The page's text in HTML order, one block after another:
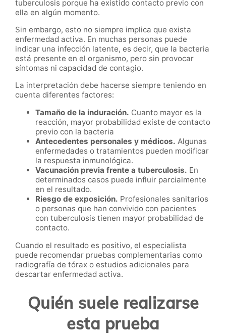
tuberculosis porque ha existido contacto previo con
ella en algún momento.
Sin embargo, esto no siempre implica que exista
enfermedad activa. En muchas personas puede
indicar una infección latente, es decir, que la bacteria
está presente en el organismo, pero sin provocar
síntomas ni capacidad de contagio.
La interpretación debe hacerse siempre teniendo en
cuenta diferentes factores:
Tamaño de la induración. Cuanto mayor es la
reacción, mayor probabilidad existe de contacto
previo con la bacteria
Antecedentes personales y médicos. Algunas
enfermedades o tratamientos pueden modificar
la respuesta inmunológica.
Vacunación previa frente a tuberculosis. En
determinados casos puede influir parcialmente
en el resultado.
Riesgo de exposición. Profesionales sanitarios
o personas que han convivido con pacientes
con tuberculosis tienen mayor probabilidad de
contacto.
Cuando el resultado es positivo, el especialista
puede recomendar pruebas complementarias como
radiografía de tórax o estudios adicionales para
descartar enfermedad activa.
Quién suele realizarse
esta prueba